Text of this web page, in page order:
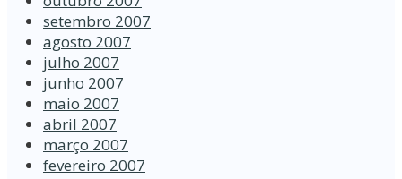
setembro 2007
agosto 2007
julho 2007
junho 2007
maio 2007
abril 2007
março 2007
fevereiro 2007